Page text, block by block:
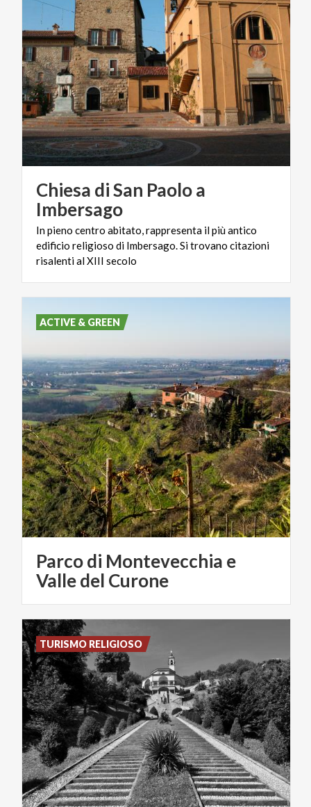
Chiesa di San Paolo a
Imbersago
In pieno centro abitato, rappresenta il più antico
edificio religioso di Imbersago. Si trovano citazioni
risalenti al XIII secolo
Parco di Montevecchia e
Valle del Curone
ACTIVE & GREEN
TURISMO RELIGIOSO